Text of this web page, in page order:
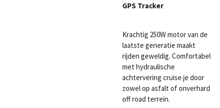
GPS Tracker
Krachtig 250W motor van de
laatste generatie maakt
rijden geweldig. Comfortabel
met hydraulische
achtervering cruise je door
zowel op asfalt of onverhard
off road terrein.